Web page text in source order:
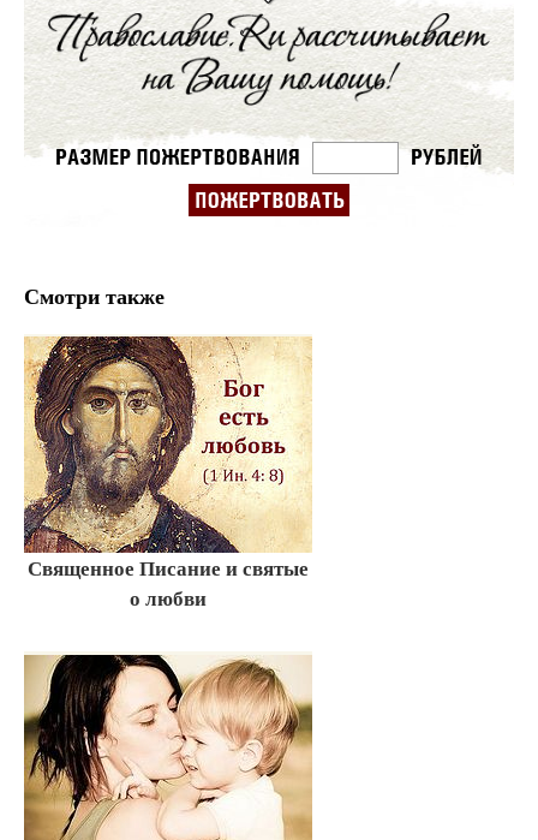
Смотри также
Священное Писание и святые
о любви